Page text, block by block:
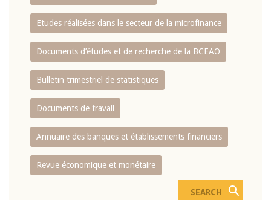
Etudes réalisées dans le secteur de la microfinance
Documents d’études et de recherche de la BCEAO
Bulletin trimestriel de statistiques
Documents de travail
Annuaire des banques et établissements financiers
Revue économique et monétaire